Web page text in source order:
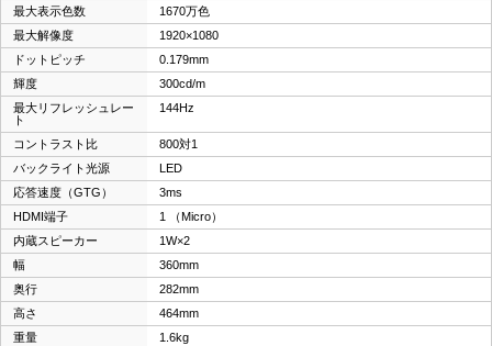
最大表示色数
1670万色
最大解像度
1920×1080
ドットピッチ
0.179mm
輝度
300cd/m
最大リフレッシュレー
ト
144Hz
コントラスト比
800対1
バックライト光源
LED
応答速度（GTG）
3ms
HDMI端子
1 （Micro）
内蔵スピーカー
1W×2
幅
360mm
奥行
282mm
高さ
464mm
重量
1.6kg